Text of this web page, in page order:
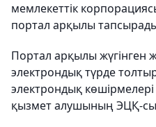
мемлекеттік
портал арқылы
Портал арқылы жүгінген
электрондық түрде
электрондық
қызмет алушының ЭЦҚ-